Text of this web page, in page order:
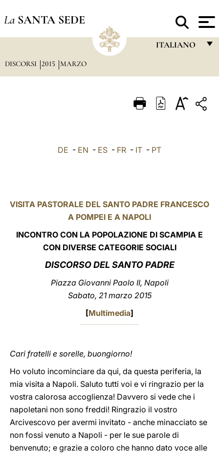
La SANTA SEDE
ITALIANO
ITALIANO
LATINE
DISCORSI 2015 MARZO
DE - EN - ES - FR - IT - PT
VISITA PASTORALE DEL SANTO PADRE FRANCESCO
A POMPEI E A NAPOLI
INCONTRO CON LA POPOLAZIONE DI SCAMPIA E
CON DIVERSE CATEGORIE SOCIALI
DISCORSO DEL SANTO PADRE
Piazza Giovanni Paolo II, Napoli
Sabato, 21 marzo 2015
[Multimedia]
Cari fratelli e sorelle, buongiorno!
Ho voluto incominciare da qui, da questa periferia, la
mia visita a Napoli. Saluto tutti voi e vi ringrazio per la
vostra calorosa accoglienza! Davvero si vede che i
napoletani non sono freddi! Ringrazio il vostro
Arcivescovo per avermi invitato - anche minacciato se
non fossi venuto a Napoli - per le sue parole di
benvenuto; e grazie a coloro che hanno dato voce alle